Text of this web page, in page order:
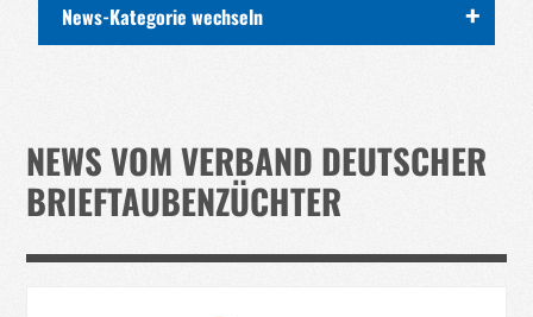
News-Kategorie wechseln
Events
Taubenklinik
Kohaus Förderv.
NEWS VOM VERBAND DEUTSCHER
BRIEFTAUBENZÜCHTER